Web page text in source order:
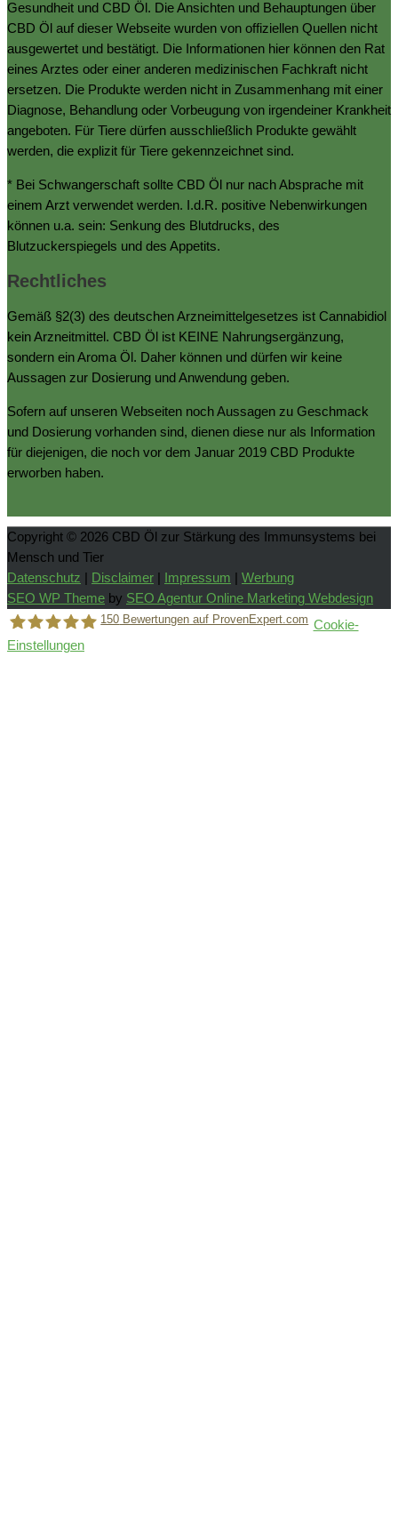
Gesundheit und CBD Öl. Die Ansichten und Behauptungen über
CBD Öl auf dieser Webseite wurden von offiziellen Quellen nicht
ausgewertet und bestätigt. Die Informationen hier können den Rat
eines Arztes oder einer anderen medizinischen Fachkraft nicht
ersetzen. Die Produkte werden nicht in Zusammenhang mit einer
Diagnose, Behandlung oder Vorbeugung von irgendeiner Krankheit
angeboten. Für Tiere dürfen ausschließlich Produkte gewählt
werden, die explizit für Tiere gekennzeichnet sind.
* Bei Schwangerschaft sollte CBD Öl nur nach Absprache mit
einem Arzt verwendet werden. I.d.R. positive Nebenwirkungen
können u.a. sein: Senkung des Blutdrucks, des
Blutzuckerspiegels und des Appetits.
Rechtliches
Gemäß §2(3) des deutschen Arzneimittelgesetzes ist Cannabidiol
kein Arzneitmittel. CBD Öl ist KEINE Nahrungsergänzung,
sondern ein Aroma Öl. Daher können und dürfen wir keine
Aussagen zur Dosierung und Anwendung geben.
Sofern auf unseren Webseiten noch Aussagen zu Geschmack
und Dosierung vorhanden sind, dienen diese nur als Information
für diejenigen, die noch vor dem Januar 2019 CBD Produkte
erworben haben.
Copyright © 2026 CBD Öl zur Stärkung des Immunsystems bei
Mensch und Tier
Datenschutz
Disclaimer Impressum
Werbung
SEO WP Theme by SEO Agentur Online Marketing Webdesign
150 Bewertungen auf ProvenExpert.com Cookie-
Einstellungen